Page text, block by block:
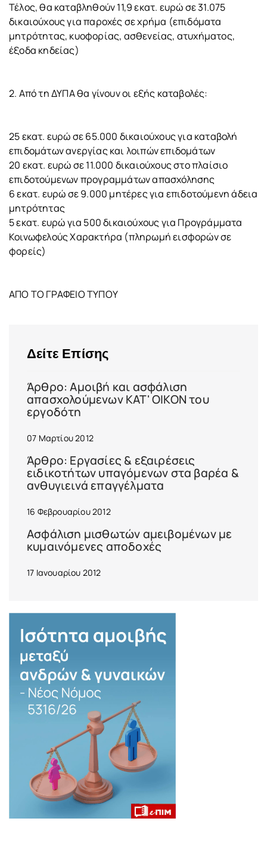
Τέλος, θα καταβληθούν 11,9 εκατ. ευρώ σε 31.075
δικαιούχους για παροχές σε χρήμα (επιδόματα
μητρότητας, κυοφορίας, ασθενείας, ατυχήματος,
έξοδα κηδείας)
2. Από τη ΔΥΠΑ θα γίνουν οι εξής καταβολές:
25 εκατ. ευρώ σε 65.000 δικαιούχους για καταβολή
επιδομάτων ανεργίας και λοιπών επιδομάτων
20 εκατ. ευρώ σε 11.000 δικαιούχους στο πλαίσιο
επιδοτούμενων προγραμμάτων απασχόλησης
6 εκατ. ευρώ σε 9.000 μητέρες για επιδοτούμενη άδεια
μητρότητας
5 εκατ. ευρώ για 500 δικαιούχους για Προγράμματα
Κοινωφελούς Χαρακτήρα (πληρωμή εισφορών σε
φορείς)
ΑΠΟ ΤΟ ΓΡΑΦΕΙΟ ΤΥΠΟΥ
Δείτε Επίσης
Άρθρο: Αμοιβή και ασφάλιση
απασχολούμενων ΚΑΤ' ΟΙΚΟΝ του
εργοδότη
07 Μαρτίου 2012
Άρθρο: Εργασίες & εξαιρέσεις
ειδικοτήτων υπαγόμενων στα βαρέα &
ανθυγιεινά επαγγέλματα
16 Φεβρουαρίου 2012
Ασφάλιση μισθωτών αμειβομένων με
κυμαινόμενες αποδοχές
17 Ιανουαρίου 2012